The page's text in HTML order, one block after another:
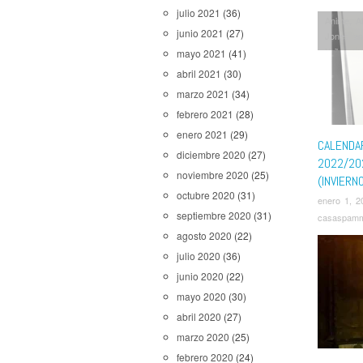
julio 2021 (36)
junio 2021 (27)
mayo 2021 (41)
abril 2021 (30)
marzo 2021 (34)
febrero 2021 (28)
enero 2021 (29)
diciembre 2020 (27)
noviembre 2020 (25)
octubre 2020 (31)
septiembre 2020 (31)
agosto 2020 (22)
julio 2020 (36)
junio 2020 (22)
mayo 2020 (30)
abril 2020 (27)
marzo 2020 (25)
febrero 2020 (24)
2022/
enero 1,
Anime
Jones
Yaiba,
Hero
Pollos
Bad Batch
Blacklist
Legend
También